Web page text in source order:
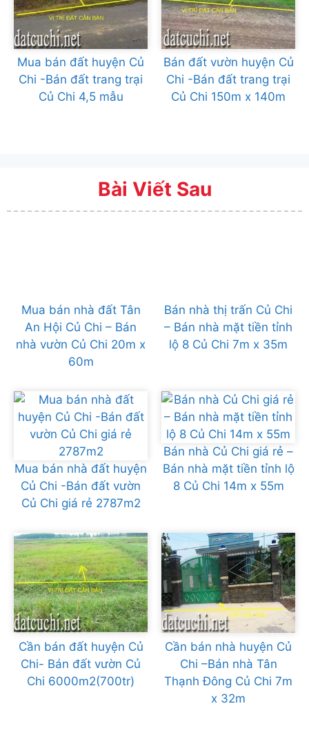
Mua bán đất huyện Củ
Chi -Bán đất trang trại
Củ Chi 4,5 mẫu
Bán đất vườn huyện Củ
Chi -Bán đất trang trại
Củ Chi 150m x 140m
Bài Viết Sau
Mua bán nhà đất Tân
An Hội Củ Chi – Bán
nhà vườn Củ Chi 20m x
60m
Bán nhà thị trấn Củ Chi
– Bán nhà mặt tiền tỉnh
lộ 8 Củ Chi 7m x 35m
Mua bán nhà đất huyện
Củ Chi -Bán đất vườn
Củ Chi giá rẻ 2787m2
Bán nhà Củ Chi giá rẻ –
Bán nhà mặt tiền tỉnh lộ
8 Củ Chi 14m x 55m
Cần bán đất huyện Củ
Chi- Bán đất vườn Củ
Chi 6000m2(700tr)
Cần bán nhà huyện Củ
Chi –Bán nhà Tân
Thạnh Đông Củ Chi 7m
x 32m